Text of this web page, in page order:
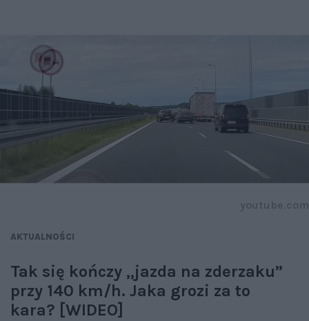
AKTUALNOŚCI
Tak się kończy „jazda na zderzaku”
przy 140 km/h. Jaka grozi za to
kara? [WIDEO]